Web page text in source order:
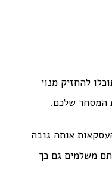
להחזיק מנוי
המסחר שלכם.
אותה גובה
משלמים גם כך